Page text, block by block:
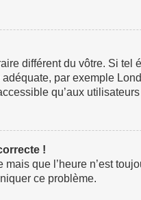
différent du vôtre. Si
par exemple
qu’aux
!
que l’heure n’est
ce problème.